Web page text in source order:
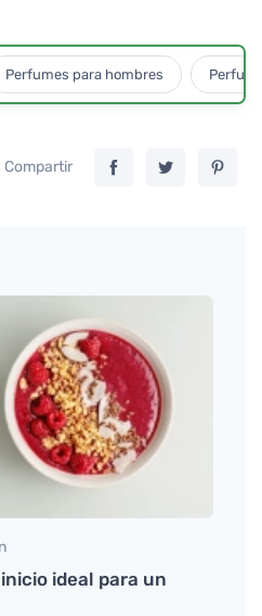
Perfumes para hombres
Compartir
ideal para un